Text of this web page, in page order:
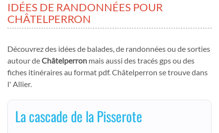
IDÉES DE RANDONNÉES POUR
CHÂTELPERRON
Découvrez des idées de balades, de randonnées ou de sorties
autour deChâtelperron mais aussi des tracés gps ou des
fiches itinéraires au format pdf. Châtelperron se trouve dans
l' Allier.
La cascade de la Pisserote